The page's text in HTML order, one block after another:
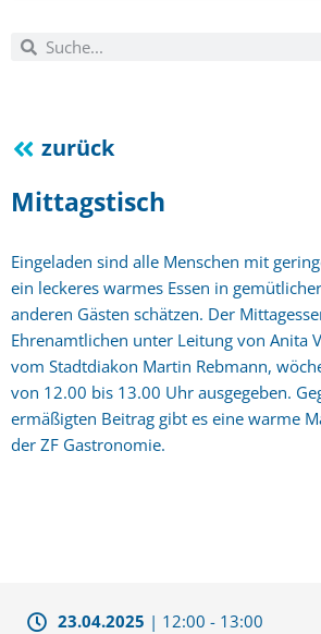
zurück
Mittagstisch
Eingeladen sind alle Menschen mit
ein leckeres warmes Essen in
anderen Gästen schätzen. Der
Ehrenamtlichen unter Leitung von Anita
vom Stadtdiakon Martin Rebmann,
von 12.00 bis 13.00 Uhr ausgegeben.
ermäßigten Beitrag gibt es eine warme
der ZF Gastronomie.
23.04.2025 | 12:00 - 13:00